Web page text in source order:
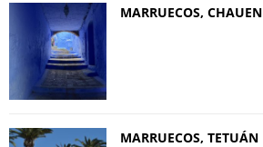
MARRUECOS, CHAUEN
MARRUECOS, TETUÁN